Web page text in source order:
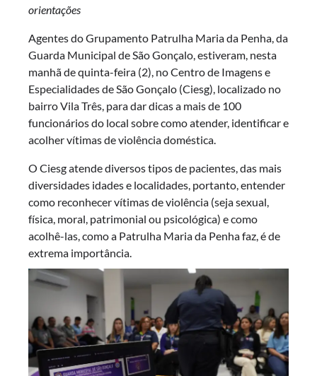
orientações
Agentes do Grupamento Patrulha Maria da Penha, da
Guarda Municipal de São Gonçalo, estiveram, nesta
manhã de quinta-feira (2), no Centro de Imagens e
Especialidades de São Gonçalo (Ciesg), localizado no
bairro Vila Três, para dar dicas a mais de 100
funcionários do local sobre como atender, identificar e
acolher vítimas de violência doméstica.
O Ciesg atende diversos tipos de pacientes, das mais
diversidades idades e localidades, portanto, entender
como reconhecer vítimas de violência (seja sexual,
física, moral, patrimonial ou psicológica) e como
acolhê-las, como a Patrulha Maria da Penha faz, é de
extrema importância.